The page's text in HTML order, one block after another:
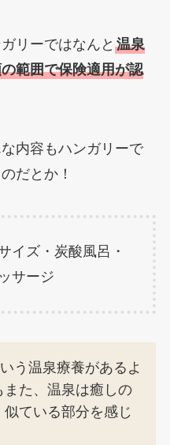
リーではなんと 温泉
範囲で保険適用が認
内容もハンガリーで
だとか！
イズ・炭酸風呂・
サージ
う温泉療養があるよ
また、温泉は癒しの
ている部分を感じ